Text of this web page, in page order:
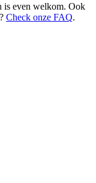
is even welkom. Ook
Check onze FAQ.